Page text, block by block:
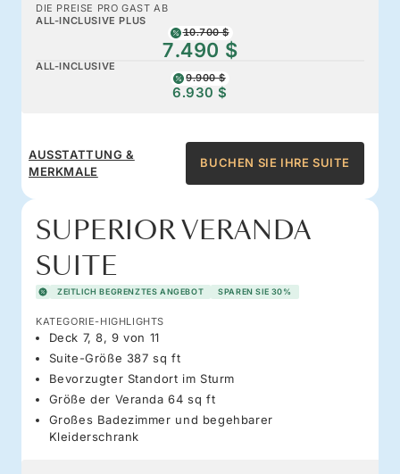
DIE PREISE PRO GAST AB
ALL-INCLUSIVE PLUS
10.700 $
7.490 $
ALL-INCLUSIVE
9.900 $
6.930 $
AUSSTATTUNG &
MERKMALE
BUCHEN SIE IHRE SUITE
SUPERIOR VERANDA
SUITE
ZEITLICH BEGRENZTES ANGEBOT SPAREN SIE 30%
KATEGORIE-HIGHLIGHTS
Deck 7, 8, 9 von 11
Suite-Größe 387 sq ft
Bevorzugter Standort im Sturm
Größe der Veranda 64 sq ft
Großes Badezimmer und begehbarer
Kleiderschrank